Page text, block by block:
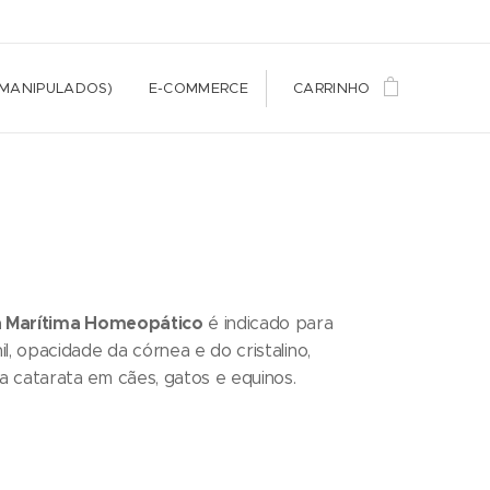
E-COMMERCE CARRINHO
Marítima Homeopático é indicado para
opacidade da córnea e do cristalino,
catarata em cães, gatos e equinos.